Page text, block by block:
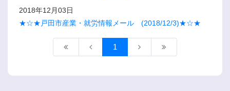
2018年12月03日
★☆★戸田市産業・就労情報メール (2018/12/3)★☆★
1